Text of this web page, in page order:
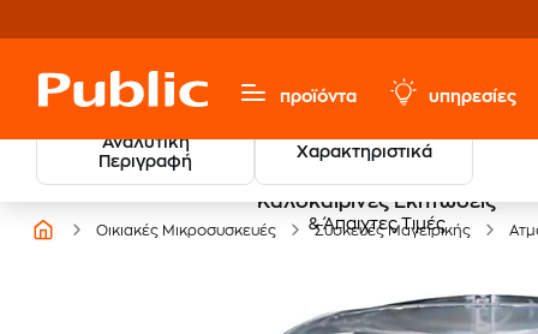
προϊόντα υπηρεσίες
Αναλυτική
Περιγραφή
Χαρακτηριστικά
Καλοκαιρινές Εκπτώσεις
& Άπαιχτες Τιμές
Οικιακές Μικροσυσκευές Συσκευές Μαγειρικής